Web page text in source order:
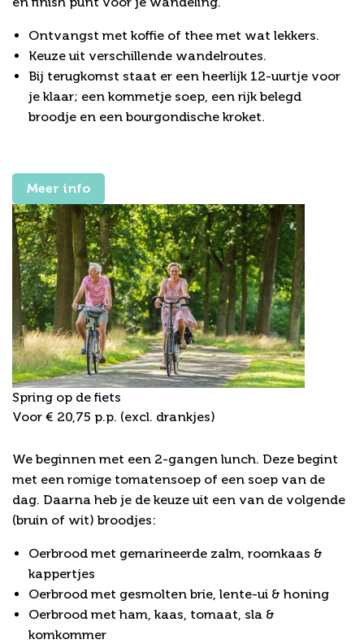
Ontvangst met koffie of thee met wat lekkers.
Keuze uit verschillende wandelroutes.
Bij terugkomst staat er een heerlijk 12-uurtje voor
je klaar; een kommetje soep, een rijk belegd
broodje en een bourgondische kroket.
Meer info
Spring op de fiets
Voor € 20,75 p.p. (excl. drankjes)
We beginnen met een 2-gangen lunch. Deze begint
met een romige tomatensoep of een soep van de
dag. Daarna heb je de keuze uit een van de volgende
(bruin of wit) broodjes:
Oerbrood met gemarineerde zalm, roomkaas &
kappertjes
Oerbrood met gesmolten brie, lente-ui & honing
Oerbrood met ham, kaas, tomaat, sla &
komkommer